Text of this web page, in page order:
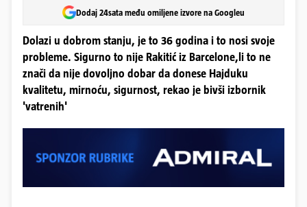
Dodaj 24sata među omiljene izvore na Googleu
Dolazi u dobrom stanju, je to 36 godina i to nosi svoje
probleme. Sigurno to nije Rakitić iz Barcelone,li to ne
znači da nije dovoljno dobar da donese Hajduku
kvalitetu, mirnoću, sigurnost, rekao je bivši izbornik
'vatrenih'